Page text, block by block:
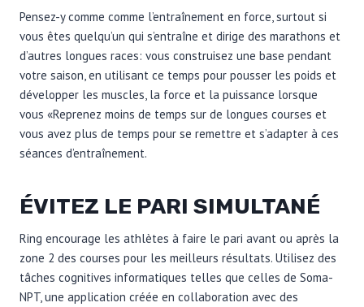
Pensez-y comme comme l’entraînement en force, surtout si
vous êtes quelqu’un qui s’entraîne et dirige des marathons et
d’autres longues races: vous construisez une base pendant
votre saison, en utilisant ce temps pour pousser les poids et
développer les muscles, la force et la puissance lorsque
vous «Reprenez moins de temps sur de longues courses et
vous avez plus de temps pour se remettre et s’adapter à ces
séances d’entraînement.
ÉVITEZ LE PARI SIMULTANÉ
Ring encourage les athlètes à faire le pari avant ou après la
zone 2 des courses pour les meilleurs résultats. Utilisez des
tâches cognitives informatiques telles que celles de Soma-
NPT, une application créée en collaboration avec des